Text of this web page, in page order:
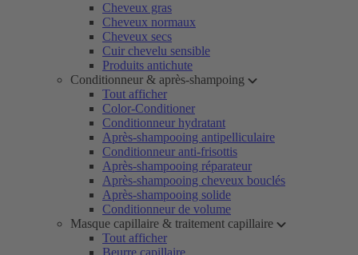
Cheveux gras
Cheveux normaux
Cheveux secs
Cuir chevelu sensible
Produits antichute
Conditionneur & après-shampoing
Tout afficher
Color-Conditioner
Conditionneur hydratant
Après-shampooing antipelliculaire
Conditionneur anti-frisottis
Après-shampooing réparateur
Après-shampooing cheveux bouclés
Après-shampooing solide
Conditionneur de volume
Masque capillaire & traitement capillaire
Tout afficher
Beurre capillaire